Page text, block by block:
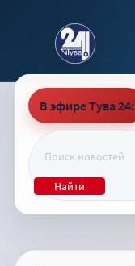
В эфире Тува 24:
Найти